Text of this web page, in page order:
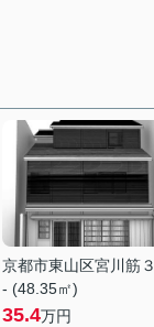
京都市東山区宮川筋
- (48.35㎡)
35.4万円